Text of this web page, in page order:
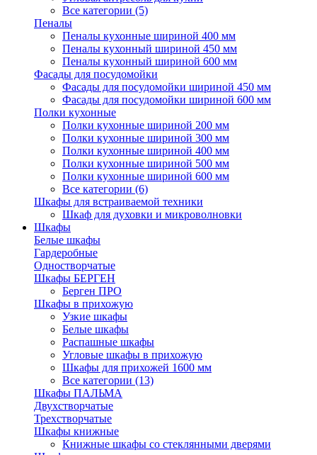
Все категории (5)
Пеналы
Пеналы кухонные шириной 400 мм
Пеналы кухонный шириной 450 мм
Пеналы кухонный шириной 600 мм
Фасады для посудомойки
Фасады для посудомойки шириной 450 мм
Фасады для посудомойки шириной 600 мм
Полки кухонные
Полки кухонные шириной 200 мм
Полки кухонные шириной 300 мм
Полки кухонные шириной 400 мм
Полки кухонные шириной 500 мм
Полки кухонные шириной 600 мм
Все категории (6)
Шкафы для встраиваемой техники
Шкаф для духовки и микроволновки
Шкафы
Белые шкафы
Гардеробные
Одностворчатые
Шкафы БЕРГЕН
Берген ПРО
Шкафы в прихожую
Узкие шкафы
Белые шкафы
Распашные шкафы
Угловые шкафы в прихожую
Шкафы для прихожей 1600 мм
Все категории (13)
Шкафы ПАЛЬМА
Двухстворчатые
Трехстворчатые
Шкафы книжные
Книжные шкафы со стеклянными дверями